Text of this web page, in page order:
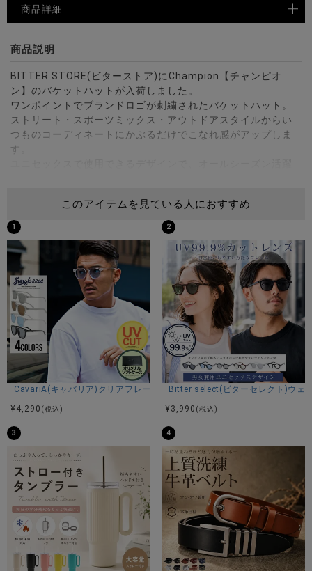
商品詳細
商品説明
BITTER STORE(ビターストア)にChampion【チャンピオ
ン】のバケットハットが入荷しました。
ワンポイントでブランドロゴが刺繍されたバケットハット。
ストリート・スポーツミックス・アウトドアスタイルからい
つものコーディネートにかぶるだけでこなれ感がアップしま
す。
※モデル画像は照明などの影響により実際の商品と異なる場合
がございます。
サイズ(cm)
FREE：頭周り57.5高さ9ツバの長さ5
※平置き計測。
素材
綿100%
カラー展開
ブラック/ホワイト
このアイテムを見ている人におすすめ
1
CavariA(キャバリア)クリアフレームUVカットサングラス/全4色
¥ 4,290 (税込)
2
Bitter select(ビターセレクト)ウェ
¥ 3,990 (税込)
3 4